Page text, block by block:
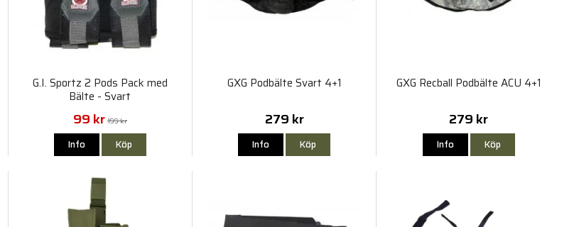
G.I. Sportz 2 Pods Pack med
Bälte - Svart
99 kr 199 kr
Info Köp
GXG Podbälte Svart 4+1
279 kr
Info Köp
GXG Recball Podbälte ACU 4+1
279 kr
Info Köp